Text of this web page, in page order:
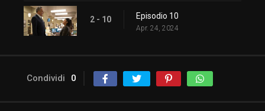
2 - 10 Episodio 10
Apr. 24, 2024
Condividi 0